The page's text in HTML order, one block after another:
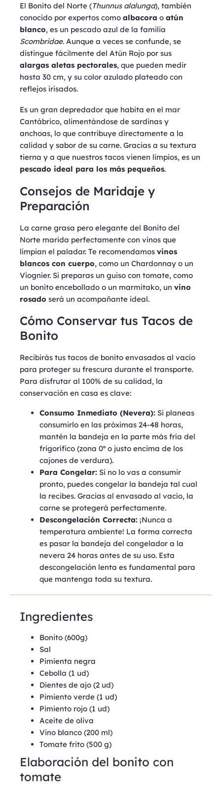
El Bonito del Norte (Thunnus alalunga), también
conocido por expertos como albacora o atún
blanco, es un pescado azul de la familia
Scombridae. Aunque a veces se confunde, se
distingue fácilmente del Atún Rojo por sus
alargas aletas pectorales, que pueden medir
hasta 30 cm, y su color azulado plateado con
reflejos irisados.
Es un gran depredador que habita en el mar
Cantábrico, alimentándose de sardinas y
anchoas, lo que contribuye directamente a la
calidad y sabor de su carne. Gracias a su textura
tierna y a que nuestros tacos vienen limpios, es un
pescado ideal para los más pequeños.
Consejos de Maridaje y
Preparación
La carne grasa pero elegante del Bonito del
Norte marida perfectamente con vinos que
limpian el paladar. Te recomendamos vinos
blancos con cuerpo, como un Chardonnay o un
Viognier. Si preparas un guiso con tomate, como
un bonito encebollado o un marmitako, un vino
rosado será un acompañante ideal.
Cómo Conservar tus Tacos de
Bonito
Recibirás tus tacos de bonito envasados al vacío
para proteger su frescura durante el transporte.
Para disfrutar al 100% de su calidad, la
conservación en casa es clave:
Consumo Inmediato (Nevera): Si planeas
consumirlo en las próximas 24-48 horas,
mantén la bandeja en la parte más fría del
frigorífico (zona 0º o justo encima de los
cajones de verdura).
Para Congelar: Si no lo vas a consumir
pronto, puedes congelar la bandeja tal cual
la recibes. Gracias al envasado al vacío, la
carne se protegerá perfectamente.
Descongelación Correcta: ¡Nunca a
temperatura ambiente! La forma correcta
es pasar la bandeja del congelador a la
nevera 24 horas antes de su uso. Esta
descongelación lenta es fundamental para
que mantenga toda su textura.
Ingredientes
Bonito (600g)
Sal
Pimienta negra
Cebolla (1 ud)
Dientes de ajo (2 ud)
Pimiento verde (1 ud)
Pimiento rojo (1 ud)
Aceite de oliva
Vino blanco (200 ml)
Tomate frito (500 g)
Elaboración del bonito con
tomate